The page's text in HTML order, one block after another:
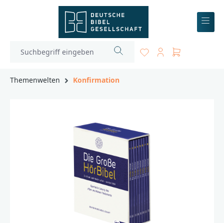
Themenwelten Konfirmation